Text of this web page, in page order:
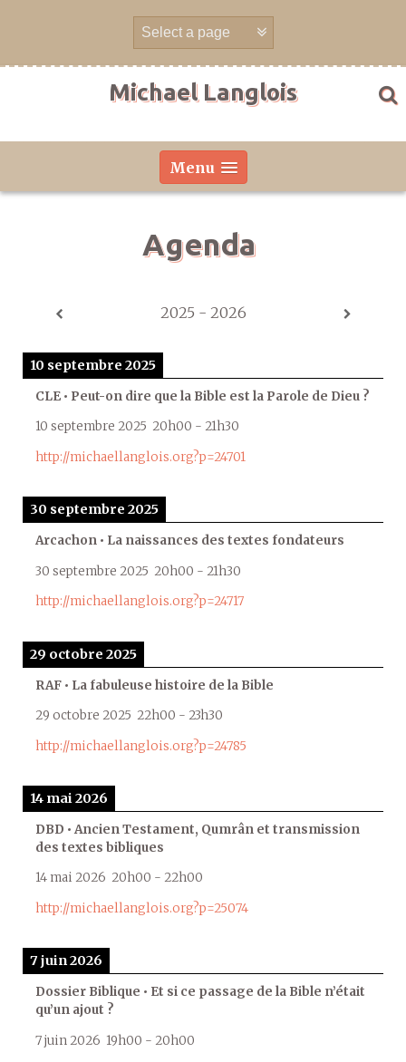
Michael Langlois
Menu
Agenda
2025 - 2026
10 septembre 2025
CLE • Peut-on dire que la Bible est la Parole de Dieu ?
10 septembre 2025 20h00 - 21h30
http://michaellanglois.org?p=24701
30 septembre 2025
Arcachon • La naissances des textes fondateurs
30 septembre 2025 20h00 - 21h30
http://michaellanglois.org?p=24717
29 octobre 2025
RAF • La fabuleuse histoire de la Bible
29 octobre 2025 22h00 - 23h30
http://michaellanglois.org?p=24785
14 mai 2026
DBD • Ancien Testament, Qumrân et transmission
des textes bibliques
14 mai 2026 20h00 - 22h00
http://michaellanglois.org?p=25074
7 juin 2026
Dossier Biblique • Et si ce passage de la Bible n’était
qu’un ajout ?
7 juin 2026 19h00 - 20h00